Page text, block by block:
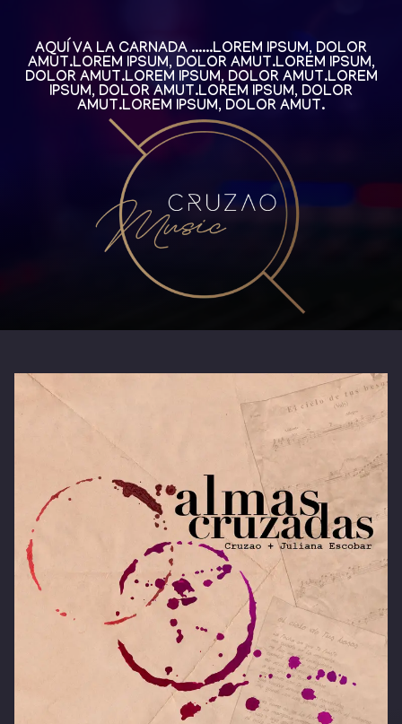
AQUÍ VA LA CARNADA ......LOREM IPSUM, DOLOR
AMUT.LOREM IPSUM, DOLOR AMUT.LOREM IPSUM,
DOLOR AMUT.LOREM IPSUM, DOLOR AMUT.LOREM
IPSUM, DOLOR AMUT.LOREM IPSUM, DOLOR
AMUT.LOREM IPSUM, DOLOR AMUT.